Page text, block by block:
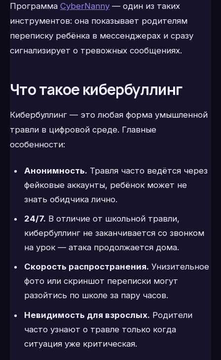
Программа CyberNanny — один из таких
инструментов: она показывает родителям
переписку ребёнка в мессенджерах и сразу
сигнализирует о тревожных сообщениях.
Что такое кибербуллинг
Кибербуллинг — это любая форма умышленной
травли в цифровой среде. Главные
особенности:
Анонимность. Травля часто ведётся через
фейковые аккаунты, ребёнок может не
знать обидчика лично.
24/7. В отличие от школьной травли,
кибербуллинг не заканчивается со звонком
на урок — атака продолжается дома.
Скорость распространения. Унизительное
фото или скриншот переписки могут
разойтись по школе за пару часов.
Невидимость для взрослых. Родители
часто узнают о травле только когда
ситуация уже критическая.